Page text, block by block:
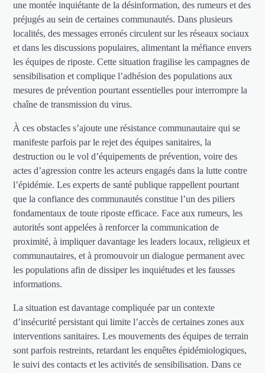
une montée inquiétante de la désinformation, des rumeurs et des
préjugés au sein de certaines communautés. Dans plusieurs
localités, des messages erronés circulent sur les réseaux sociaux
et dans les discussions populaires, alimentant la méfiance envers
les équipes de riposte. Cette situation fragilise les campagnes de
sensibilisation et complique l’adhésion des populations aux
mesures de prévention pourtant essentielles pour interrompre la
chaîne de transmission du virus.
À ces obstacles s’ajoute une résistance communautaire qui se
manifeste parfois par le rejet des équipes sanitaires, la
destruction ou le vol d’équipements de prévention, voire des
actes d’agression contre les acteurs engagés dans la lutte contre
l’épidémie. Les experts de santé publique rappellent pourtant
que la confiance des communautés constitue l’un des piliers
fondamentaux de toute riposte efficace. Face aux rumeurs, les
autorités sont appelées à renforcer la communication de
proximité, à impliquer davantage les leaders locaux, religieux et
communautaires, et à promouvoir un dialogue permanent avec
les populations afin de dissiper les inquiétudes et les fausses
informations.
La situation est davantage compliquée par un contexte
d’insécurité persistant qui limite l’accès de certaines zones aux
interventions sanitaires. Les mouvements des équipes de terrain
sont parfois restreints, retardant les enquêtes épidémiologiques,
le suivi des contacts et les activités de sensibilisation. Dans ce